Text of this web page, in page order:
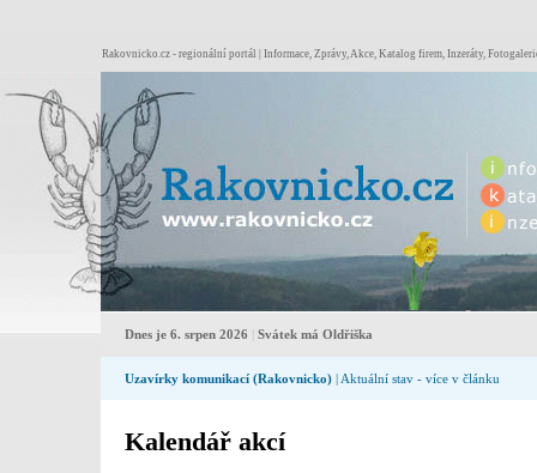
Rakovnicko.cz - regionální portál | Informace, Zprávy, Akce, Katalog firem, Inzeráty,
Dnes je 6. srpen 2026 Svátek má Oldřiška
Uzavírky komunikací (Rakovnicko) | Aktuální stav - více v článku
Kalendář akcí